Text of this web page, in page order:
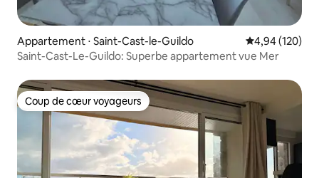
Appartement ⋅ Saint-Cast-le-Guildo Évaluation
4,94 (120)
Saint-Cast-Le-Guildo: Superbe appartement vue Mer
Coup de cœur voyageurs
Coup de cœur voyageurs